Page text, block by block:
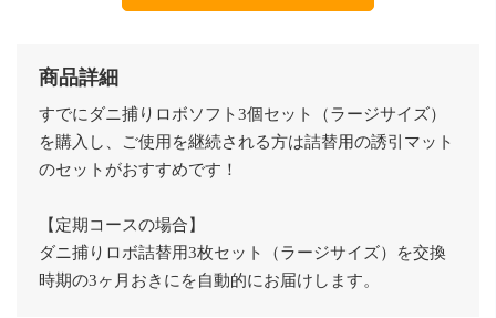
商品詳細
すでにダニ捕りロボソフト3個セット（ラージサイズ）
を購入し、ご使用を継続される方は詰替用の誘引マット
のセットがおすすめです！
【定期コースの場合】
ダニ捕りロボ詰替用3枚セット（ラージサイズ）を交換
時期の3ヶ月おきにを自動的にお届けします。